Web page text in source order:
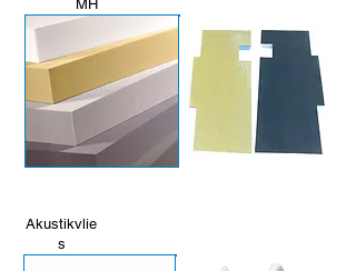
MH
Akustikvlie
s